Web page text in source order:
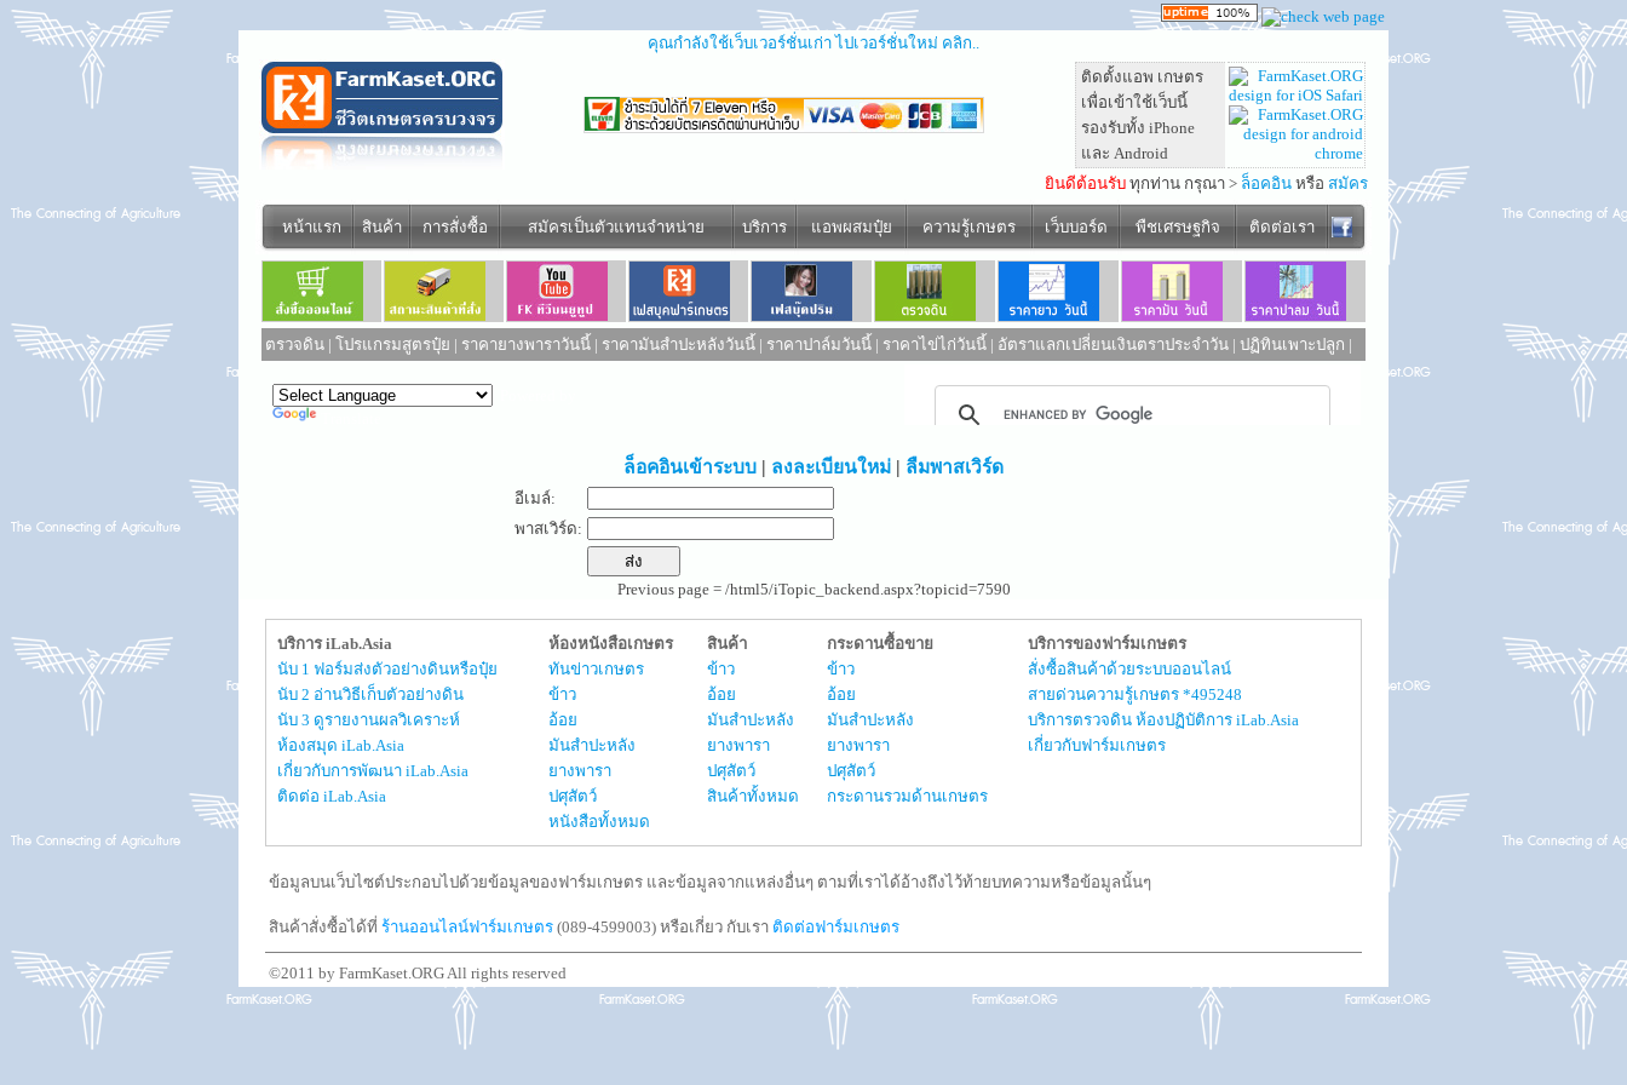
คุณกำลังใช้เว็บเวอร์ชั่นเก่า ไปเวอร์ชั่นใหม่ คลิก..
ติดตั้งแอพ เกษตร
เพื่อเข้าใช้เว็บนี้
รองรับทั้ง iPhone
และ Android
ยินดีต้อนรับ ทุกท่าน กรุณา > ล็อคอิน หรือ สมัคร
หน้าแรก สินค้า การสั่งซื้อ สมัครเป็นตัวแทนจำหน่าย บริการ แอพผสมปุ๋ย ความรู้เกษตร เว็บบอร์ด พืชเศรษฐกิจ ติดต่อเรา
ตรวจดิน | โปรแกรมสูตรปุ๋ย | ราคายางพาราวันนี้ | ราคามันสำปะหลังวันนี้ | ราคาปาล์มวันนี้ | ราคาไข่ไก่วันนี้ | อัตราแลกเปลี่ยนเงินตราประจำวัน | ปฏิทินเพาะปลูก |
ล็อคอินเข้าระบบ | ลงละเบียนใหม่ | ลืมพาสเวิร์ด
อีเมล์:
พาสเวิร์ด:
Previous page = /html5/iTopic_backend.aspx?topicid=7590
บริการ iLab.Asia
นับ 1 ฟอร์มส่งตัวอย่างดินหรือปุ๋ย
นับ 2 อ่านวิธีเก็บตัวอย่างดิน
นับ 3 ดูรายงานผลวิเคราะห์
ห้องสมุด iLab.Asia
เกี่ยวกับการพัฒนา iLab.Asia
ติดต่อ iLab.Asia
ห้องหนังสือเกษตร
ทันข่าวเกษตร
ข้าว
อ้อย
มันสำปะหลัง
ยางพารา
ปศุสัตว์
หนังสือทั้งหมด
สินค้า
ข้าว
อ้อย
มันสำปะหลัง
ยางพารา
ปศุสัตว์
สินค้าทั้งหมด
กระดานซื้อขาย
ข้าว
อ้อย
มันสำปะหลัง
ยางพารา
ปศุสัตว์
กระดานรวมด้านเกษตร
บริการของฟาร์มเกษตร
สั่งซื้อสินค้าด้วยระบบออนไลน์
สายด่วนความรู้เกษตร *495248
บริการตรวจดิน ห้องปฏิบัติการ iLab.Asia
เกี่ยวกับฟาร์มเกษตร
ข้อมูลบนเว็บไซต์ประกอบไปด้วยข้อมูลของฟาร์มเกษตร และข้อมูลจากแหล่งอื่นๆ ตามที่เราได้อ้างถึงไว้ท้ายบทความหรือข้อมูลนั้นๆ
สินค้าสั่งซื้อได้ที่ ร้านออนไลน์ฟาร์มเกษตร (089-4599003) หรือเกี่ยว กับเรา ติดต่อฟาร์มเกษตร
©2011 by FarmKaset.ORG All rights reserved